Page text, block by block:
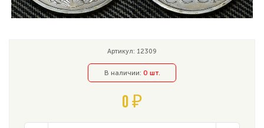
Артикул: 12309
В наличии: 0 шт.
0 ₽